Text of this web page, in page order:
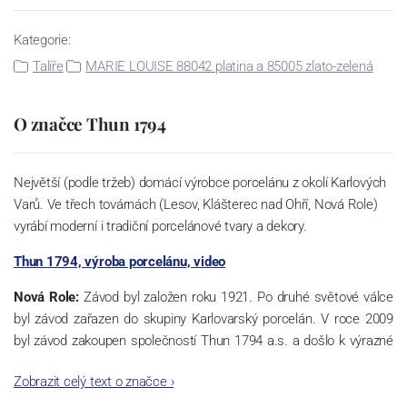
Kategorie:
Talíře
MARIE LOUISE 88042 platina a 85005 zlato-zelená
O značce Thun 1794
Největší (podle tržeb) domácí výrobce porcelánu z okolí Karlových
Varů. Ve třech továrnách (Lesov, Klášterec nad Ohří, Nová Role)
vyrábí moderní i tradiční porcelánové tvary a dekory.
Thun 1794, výroba porcelánu, video
Nová Role: Závod byl založen roku 1921. Po druhé světové válce
byl závod zařazen do skupiny Karlovarský porcelán. V roce 2009
byl závod zakoupen společností Thun 1794 a.s. a došlo k výrazné
společnosti a v jejím areálu jsou umístěny i provoz servis a výroba
Zobrazit celý text o značce›